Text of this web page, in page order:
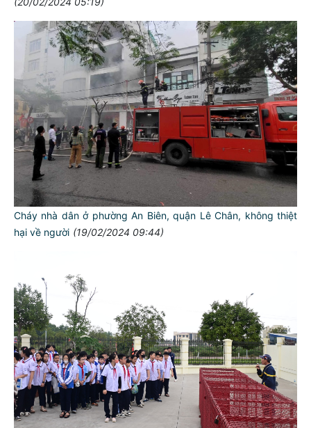
Cháy nhà dân ở phường An Biên, quận Lê Chân, không thiệt
hại về người (19/02/2024 09:44)